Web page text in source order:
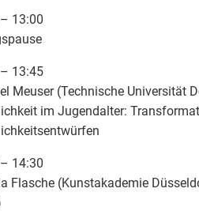
13:00
13:45
Meuser (Technische Universität
im Jugendalter:
14:30
Flasche (Kunstakademie